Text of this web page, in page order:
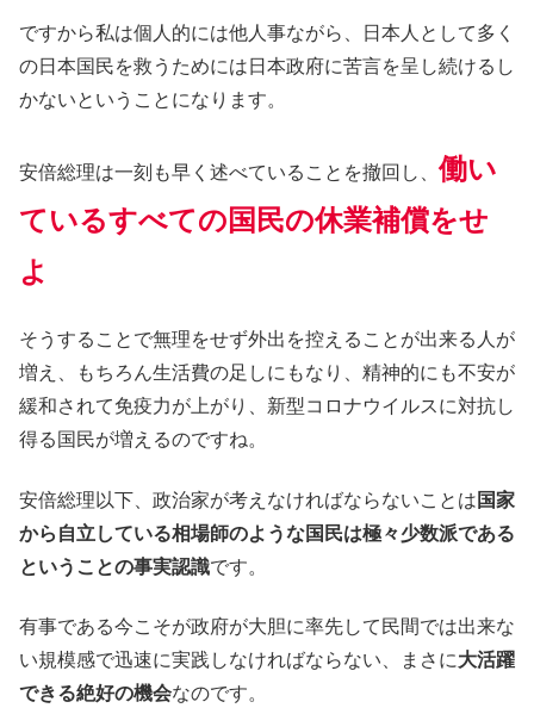
ですから私は個人的には他人事ながら、日本人として多く
の日本国民を救うためには日本政府に苦言を呈し続けるし
かないということになります。
安倍総理は一刻も早く述べていることを撤回し、働い
ているすべての国民の休業補償をせ
よ
そうすることで無理をせず外出を控えることが出来る人が
増え、もちろん生活費の足しにもなり、精神的にも不安が
緩和されて免疫力が上がり、新型コロナウイルスに対抗し
得る国民が増えるのですね。
安倍総理以下、政治家が考えなければならないことは 国家
から自立している相場師のような国民は極々少数派である
ということの事実認識です。
有事である今こそが政府が大胆に率先して民間では出来な
い規模感で迅速に実践しなければならない、まさに大活躍
できる絶好の機会なのです。